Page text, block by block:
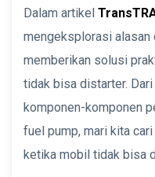
Dalam artikel
mengeksplorasi alasan
memberikan solusi
tidak bisa distarter.
komponen-komponen
fuel pump, mari kita
ketika mobil tidak bisa